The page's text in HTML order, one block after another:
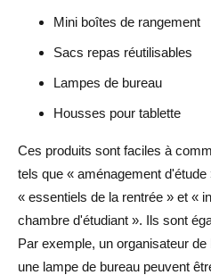
Mini boîtes de rangement
Sacs repas réutilisables
Lampes de bureau
Housses pour tablette
Ces produits sont faciles à
tels que « aménagement
« essentiels de la rentrée » et «
chambre d'étudiant ». Ils sont
Par exemple, un organisateur
une lampe de bureau peuvent